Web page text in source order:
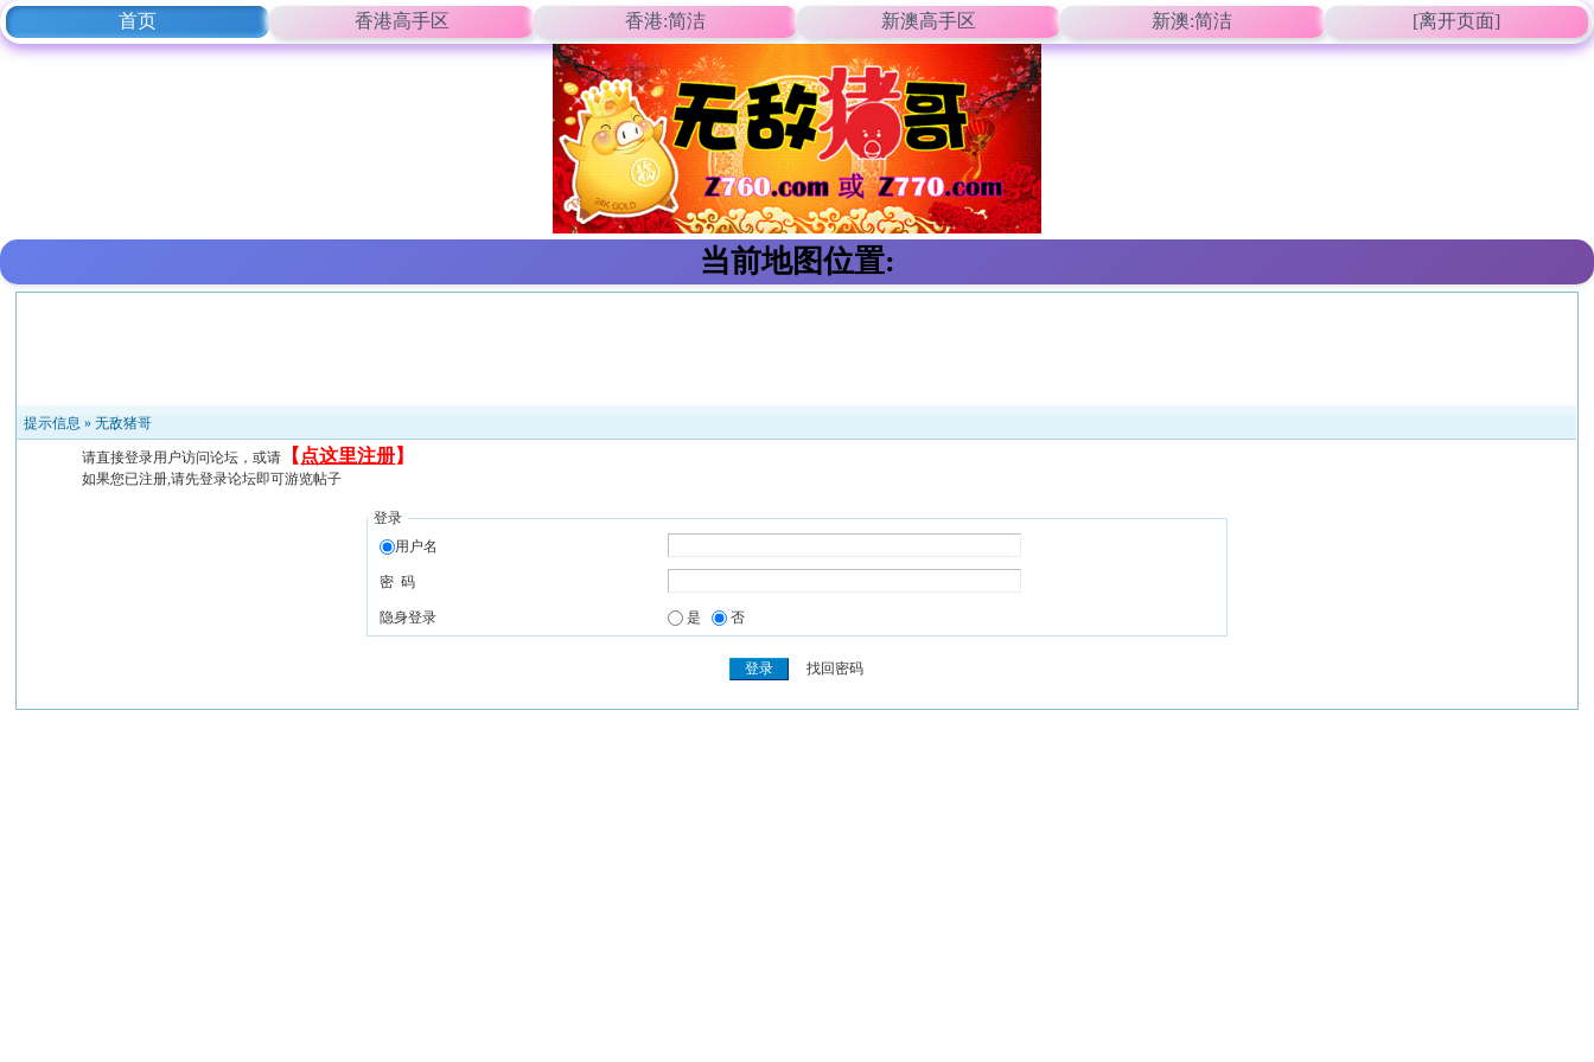
首页 香港高手区 香港:简洁 新澳高手区 新澳:简洁 [离开页面]
当前地图位置:
提示信息 »无敌猪哥
请直接登录用户访问论坛，或请 【 点这里注册】
如果您已注册,请先登录论坛即可游览帖子
登录
用户名
密 码
隐身登录 是 否
找回密码